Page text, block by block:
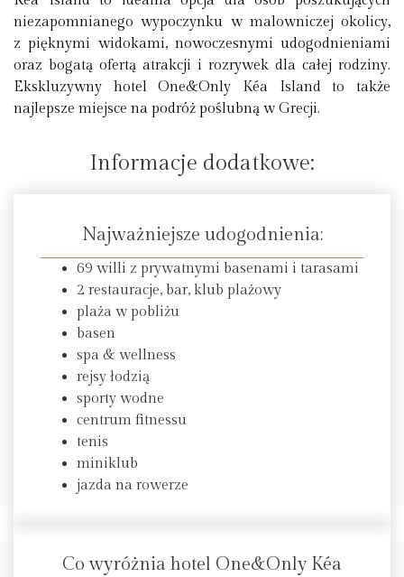
niezapomnianego wypoczynku w malowniczej okolicy,
z pięknymi widokami, nowoczesnymi udogodnieniami
oraz bogatą ofertą atrakcji i rozrywek dla całej rodziny.
Ekskluzywny hotel One&Only Kéa Island to także
najlepsze miejsce na podróż poślubną w Grecji.
Informacje dodatkowe:
Najważniejsze udogodnienia:
69 willi z prywatnymi basenami i tarasami
2 restauracje, bar, klub plażowy
plaża w pobliżu
basen
spa & wellness
rejsy łodzią
sporty wodne
centrum fitnessu
tenis
miniklub
jazda na rowerze
Co wyróżnia hotel One&Only Kéa